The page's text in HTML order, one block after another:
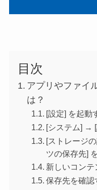
目次
アプリやファイ
は？
[設定] を起動
[システム] →
[ストレージ
ツの保存先]
新しいコンテ
保存先を確認